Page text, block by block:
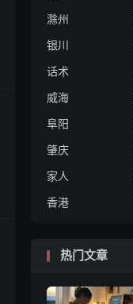
滁州
银川
话术
威海
阜阳
肇庆
家人
香港
热门文章